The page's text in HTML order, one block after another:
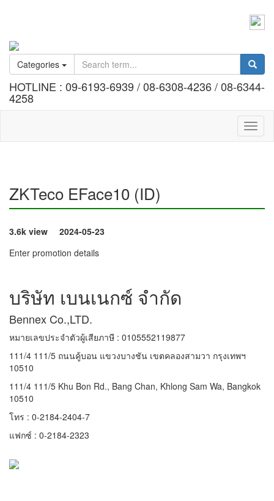
Categories
HOTLINE : 09-6193-6939 / 08-6308-4236 / 08-6344-
4258
ZKTeco EFace10 (ID)
3.6k view
2024-05-23
Enter promotion details
บริษัท เบนเนกซ์ จำกัด
Bennex Co.,LTD.
หมายเลขประจำตัวผู้เสียภาษี : 0105552119877
111/4 111/5 ถนนคู้บอน แขวงบางชัน เขตคลองสามวา กรุงเทพฯ
10510
111/4 111/5 Khu Bon Rd., Bang Chan, Khlong Sam Wa, Bangkok
10510
โทร : 0-2184-2404-7
แฟกซ์ : 0-2184-2323